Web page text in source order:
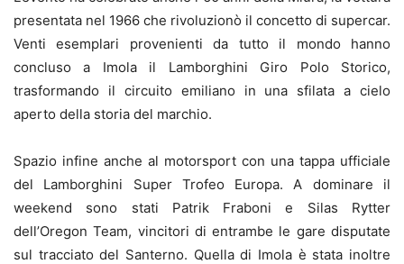
presentata nel 1966 che rivoluzionò il concetto di supercar.
Venti esemplari provenienti da tutto il mondo hanno
concluso a Imola il Lamborghini Giro Polo Storico,
trasformando il circuito emiliano in una sfilata a cielo
aperto della storia del marchio.
Spazio infine anche al motorsport con una tappa ufficiale
del Lamborghini Super Trofeo Europa. A dominare il
weekend sono stati Patrik Fraboni e Silas Rytter
dell’Oregon Team, vincitori di entrambe le gare disputate
sul tracciato del Santerno. Quella di Imola è stata inoltre